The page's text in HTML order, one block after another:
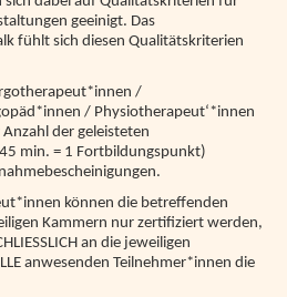
geeinigt. Das
fühlt sich diesen Qualitätskriterien
/
/ Physiotherapeut‘*innen
der geleisteten
min. = 1 Fortbildungspunkt)
können die betreffenden
Kammern nur zertifiziert werden,
an die jeweiligen
anwesenden Teilnehmer*innen die